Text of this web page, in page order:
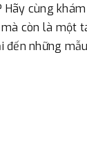
cùng
còn là một
những